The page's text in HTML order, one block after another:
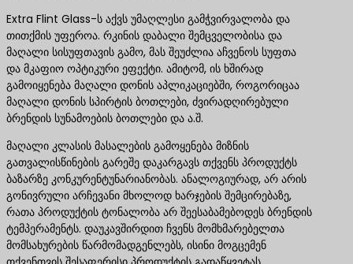
Extra Flint Glass-ს აქვს უმაღლესი გამჭვირვალობა და
თითქმის უფეროა. რკინის დაბალი შემცველობისა და
მაღალი სისუფთავის გამო, მას შეუძლია აჩვენოს სუფთა
და მკაფიო ოპტიკური ეფექტი. ამიტომ, ის ხშირად
გამოიყენება მაღალი დონის აპლიკაციებში, როგორიცაა
მაღალი დონის სპირტის ბოთლები, ძვირადღირებული
ბრენდის სუნამოების ბოთლები და ა.შ.
მაღალი კლასის მასალების გამოყენება მიზნის
გათვალისწინების გარეშე დაკარგავს თქვენს პროდუქტს
ბაზარზე კონკურენტუნარიანობას. ანალოგიურად, არ არის
გონივრული არჩევანი მხოლოდ ხარჯების შემცირებაზე,
რათა პროდუქტის ტონალობა არ შეესაბამებოდეს ბრენდის
ტემპერამენტს. დაუკავშირდით ჩვენს მომხმარებელთა
მომსახურების წარმომადგენლებს, ისინი მოგცემენ